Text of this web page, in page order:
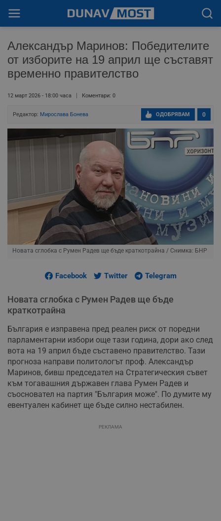
Александър Маринов: Победителите
от изборите на 19 април ще съставят
временно правителство
12 март 2026 - 18:00 часа Коментари: 0
Редактор: Мирослава Бонева 0
ОДОБРЯВАМ
Новата сглобка с Румен Радев ще бъде краткотрайна / Снимка: БНР
Facebook Twitter Telegram
Новата сглобка с Румен Радев ще бъде
краткотрайна
България е изправена пред реален риск от поредни
парламентарни избори още тази година, дори ако след
вота на 19 април бъде съставено правителство. Тази
прогноза направи политологът проф. Александър
Маринов, бивш председател на Стратегическия съвет
към тогавашния държавен глава Румен Радев и
съосновател на партия "България може". По думите му
евентуален кабинет ще бъде силно нестабилен.
РЕКЛАМА